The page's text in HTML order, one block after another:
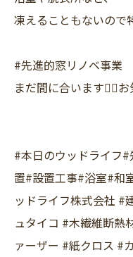
凍えることもないので
#先進的窓リノベ事業
まだ間に合います🙆‍♀️
#本日のウッドライフ
置#設置工事#浴室#和
ッドライフ株式会社 #
ュタイコ #木繊維断熱
ァーザー #紙クロス #